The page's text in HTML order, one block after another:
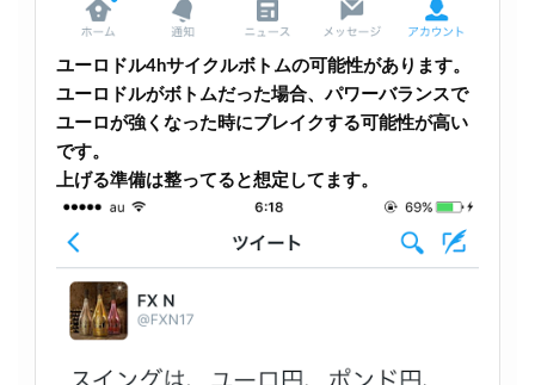
ユーロドル4hサイクルボトムの可能性があります。
ユーロドルがボトムだった場合、パワーバランスで
ユーロが強くなった時にブレイクする可能性が高い
です。
上げる準備は整ってると想定してます。